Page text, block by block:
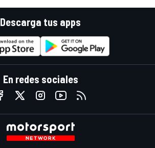
Descarga tus apps
En redes sociales